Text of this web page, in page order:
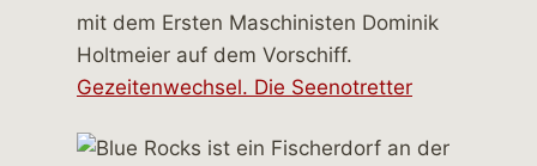
Gezeitenwechsel. Die Seenotretter